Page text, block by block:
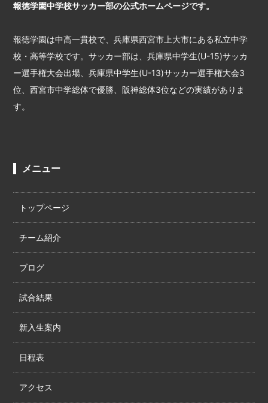
報徳学園中学校サッカー部の公式ホームページです。
報徳学園は中高一貫校で、兵庫県西宮市上大市にある私立中学
校・高等学校です。サッカー部は、兵庫県中学生(U-15)サッカ
ー選手権大会出場、兵庫県中学生(U-13)サッカー選手権大会3
位、西宮市中学総体で優勝、阪神総体3位などの実績がありま
す。
メニュー
トップページ
チーム紹介
ブログ
試合結果
新入生案内
日程表
アクセス